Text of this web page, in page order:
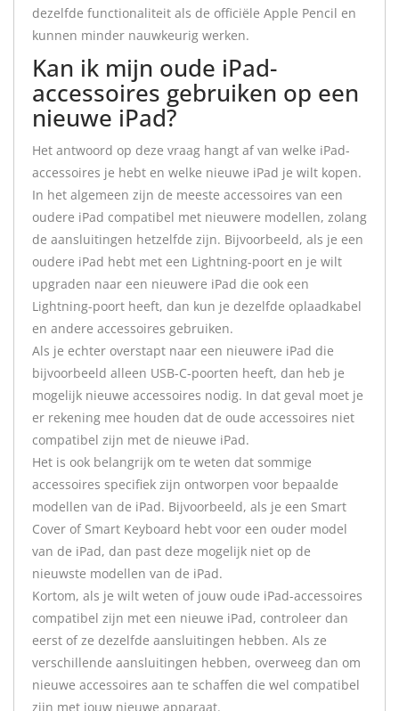
dezelfde functionaliteit als de officiële Apple Pencil en
kunnen minder nauwkeurig werken.
Kan ik mijn oude iPad-
accessoires gebruiken op een
nieuwe iPad?
Het antwoord op deze vraag hangt af van welke iPad-
accessoires je hebt en welke nieuwe iPad je wilt kopen.
In het algemeen zijn de meeste accessoires van een
oudere iPad compatibel met nieuwere modellen, zolang
de aansluitingen hetzelfde zijn. Bijvoorbeeld, als je een
oudere iPad hebt met een Lightning-poort en je wilt
upgraden naar een nieuwere iPad die ook een
Lightning-poort heeft, dan kun je dezelfde oplaadkabel
en andere accessoires gebruiken.
Als je echter overstapt naar een nieuwere iPad die
bijvoorbeeld alleen USB-C-poorten heeft, dan heb je
mogelijk nieuwe accessoires nodig. In dat geval moet je
er rekening mee houden dat de oude accessoires niet
compatibel zijn met de nieuwe iPad.
Het is ook belangrijk om te weten dat sommige
accessoires specifiek zijn ontworpen voor bepaalde
modellen van de iPad. Bijvoorbeeld, als je een Smart
Cover of Smart Keyboard hebt voor een ouder model
van de iPad, dan past deze mogelijk niet op de
nieuwste modellen van de iPad.
Kortom, als je wilt weten of jouw oude iPad-accessoires
compatibel zijn met een nieuwe iPad, controleer dan
eerst of ze dezelfde aansluitingen hebben. Als ze
verschillende aansluitingen hebben, overweeg dan om
nieuwe accessoires aan te schaffen die wel compatibel
zijn met jouw nieuwe apparaat.